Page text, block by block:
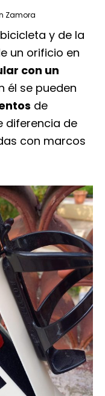
Zamora
y de la
un orificio en
con un
él se pueden
de
diferencia de
con marcos